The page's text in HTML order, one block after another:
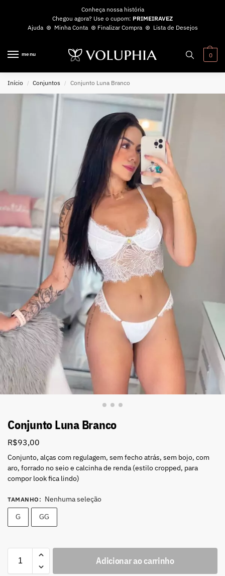
Conheça nossa história
Chegou agora? Use o cupom: PRIMEIRAVEZ
Ajuda⊛ Minha Conta⊛ Finalizar Compra⊛ Lista de Desejos
menu 0
Início / Conjuntos / Conjunto Luna Branco
Conjunto Luna Branco
R$93,00
Conjunto, alças com regulagem, sem fecho atrás, sem bojo, com
aro, forrado no seio e calcinha de renda (estilo cropped, para
compor look fica lindo)
TAMANHO : Nenhuma seleção
G GG
Adicionar ao carrinho